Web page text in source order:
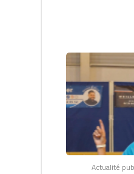
Actualité